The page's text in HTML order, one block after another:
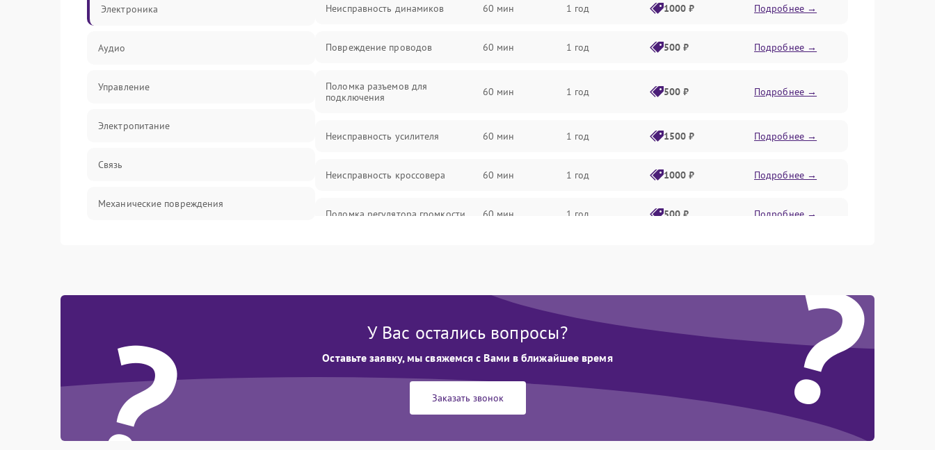
Электроника
Аудио
Управление
Электропитание
Связь
Механические повреждения
Неисправность динамиков 60 мин 1 год 1000 ₽ Подробнее →
Повреждение проводов 60 мин 1 год 500 ₽ Подробнее →
Поломка разъемов для
подключения
60 мин 1 год 500 ₽ Подробнее →
Неисправность усилителя 60 мин 1 год 1500 ₽ Подробнее →
Неисправность кроссовера 60 мин 1 год 1000 ₽ Подробнее →
Поломка регулятора громкости 60 мин 1 год 500 ₽ Подробнее →
Подробнее →
Неисправность системы защиты от
короткого замыкания
60 мин 1 год Подробнее →
Повреждение системы защиты от
Подробнее →
? ?
У Вас остались вопросы?
Оставьте заявку, мы свяжемся с Вами в ближайшее время
Заказать звонок